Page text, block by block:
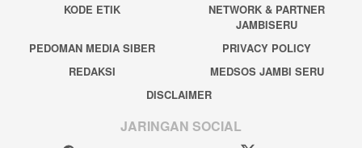
KODE ETIK
NETWORK & PARTNER
JAMBISERU
PEDOMAN MEDIA SIBER
PRIVACY POLICY
REDAKSI
MEDSOS JAMBI SERU
DISCLAIMER
JARINGAN SOCIAL